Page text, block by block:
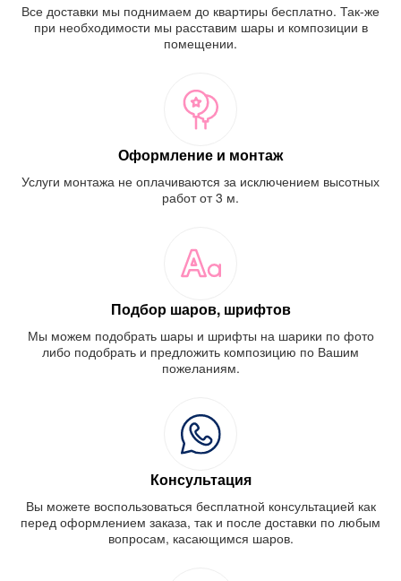
Все доставки мы поднимаем до квартиры бесплатно. Так-же
при необходимости мы расставим шары и композиции в
помещении.
Оформление и монтаж
Услуги монтажа не оплачиваются за исключением высотных
работ от 3 м.
Подбор шаров, шрифтов
Мы можем подобрать шары и шрифты на шарики по фото
либо подобрать и предложить композицию по Вашим
пожеланиям.
Консультация
Вы можете воспользоваться бесплатной консультацией как
перед оформлением заказа, так и после доставки по любым
вопросам, касающимся шаров.